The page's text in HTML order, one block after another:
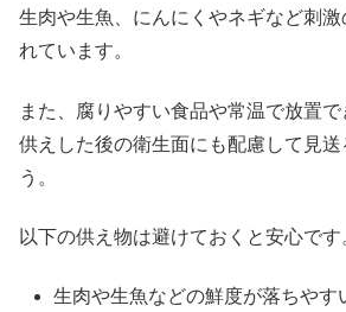
生肉や生魚、にんにくやネギなど刺
れています。
また、腐りやすい食品や常温で放置
供えした後の衛生面にも配慮して見送
う。
以下の供え物は避けておくと安心です
生肉や生魚などの鮮度が落ちやす